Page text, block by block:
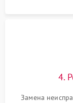
4.
Замена